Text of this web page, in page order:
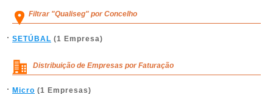
Filtrar "Qualiseg" por Concelho
SETÚBAL (1 Empresa)
Distribuição de Empresas por Faturação
Micro (1 Empresas)